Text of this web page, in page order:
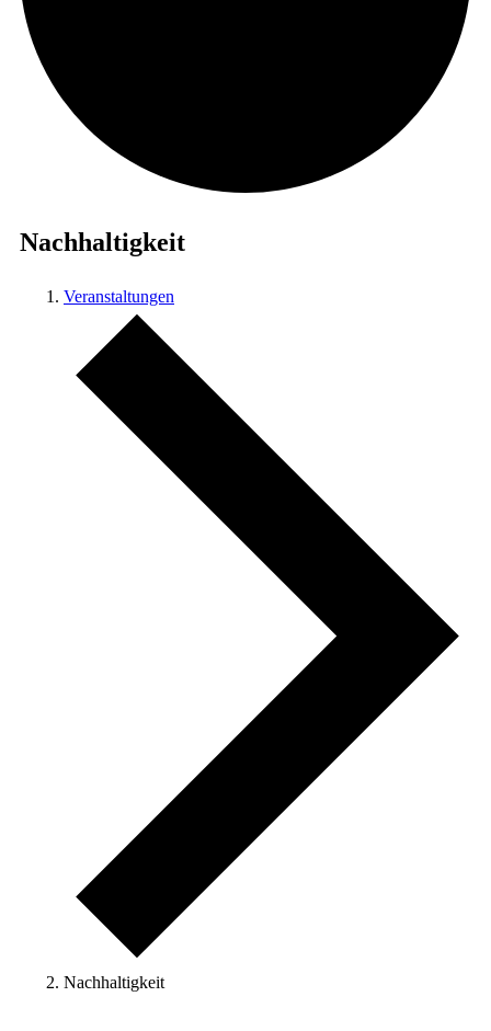
Nachhaltigkeit
Veranstaltungen
Nachhaltigkeit